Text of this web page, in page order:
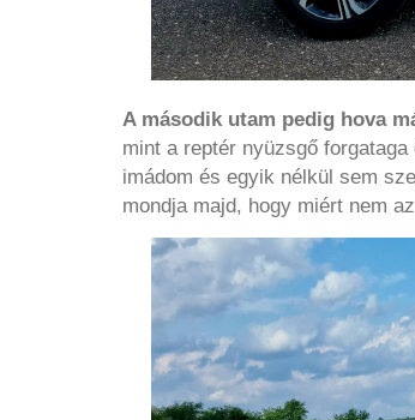
A második utam pedig hova
mint a reptér nyüzsgő
imádom és egyik nélkül sem
mondja majd, hogy miért nem